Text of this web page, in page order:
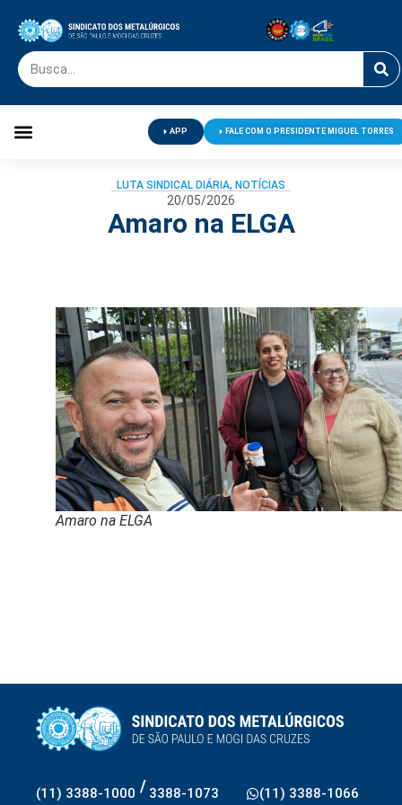
APP FALE COM O PRESIDENTE MIGUEL TORRES
LUTA SINDICAL DIÁRIA, NOTÍCIAS
20/05/2026
Amaro na ELGA
Amaro na ELGA
(11) 3388-1000 / 3388-1073 (11) 3388-1066